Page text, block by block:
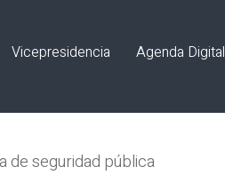
Vicepresidencia Agenda Digital
de seguridad pública